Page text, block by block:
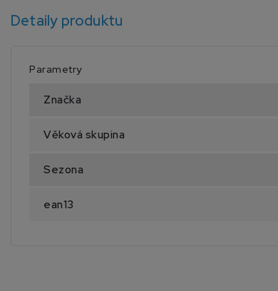
Detaily produktu
Parametry
Značka
Věková skupina
Sezona
ean13